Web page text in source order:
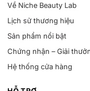
Về Niche Beauty Lab
Lịch sử thương hiệu
Sản phẩm nổi bật
Chứng nhận – Giải
Hệ thống cửa hàng